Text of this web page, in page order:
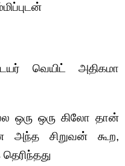
வெயிட் அதிகமா
ஒரு ஒரு கிலோ தான்
அந்த சிறுவன் கூற,